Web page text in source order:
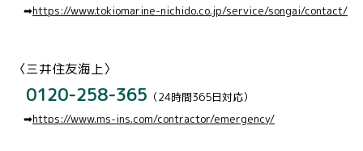
➡https://www.tokiomarine-nichido.co.jp/service/songai/contact/
〈三井住友海上〉
0120-258-365 （24時間365日対応）
➡https://www.ms-ins.com/contractor/emergency/